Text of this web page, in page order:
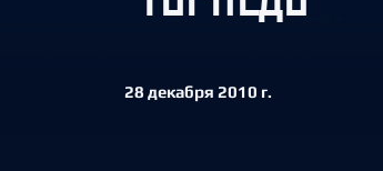
28 декабря 2010 г.